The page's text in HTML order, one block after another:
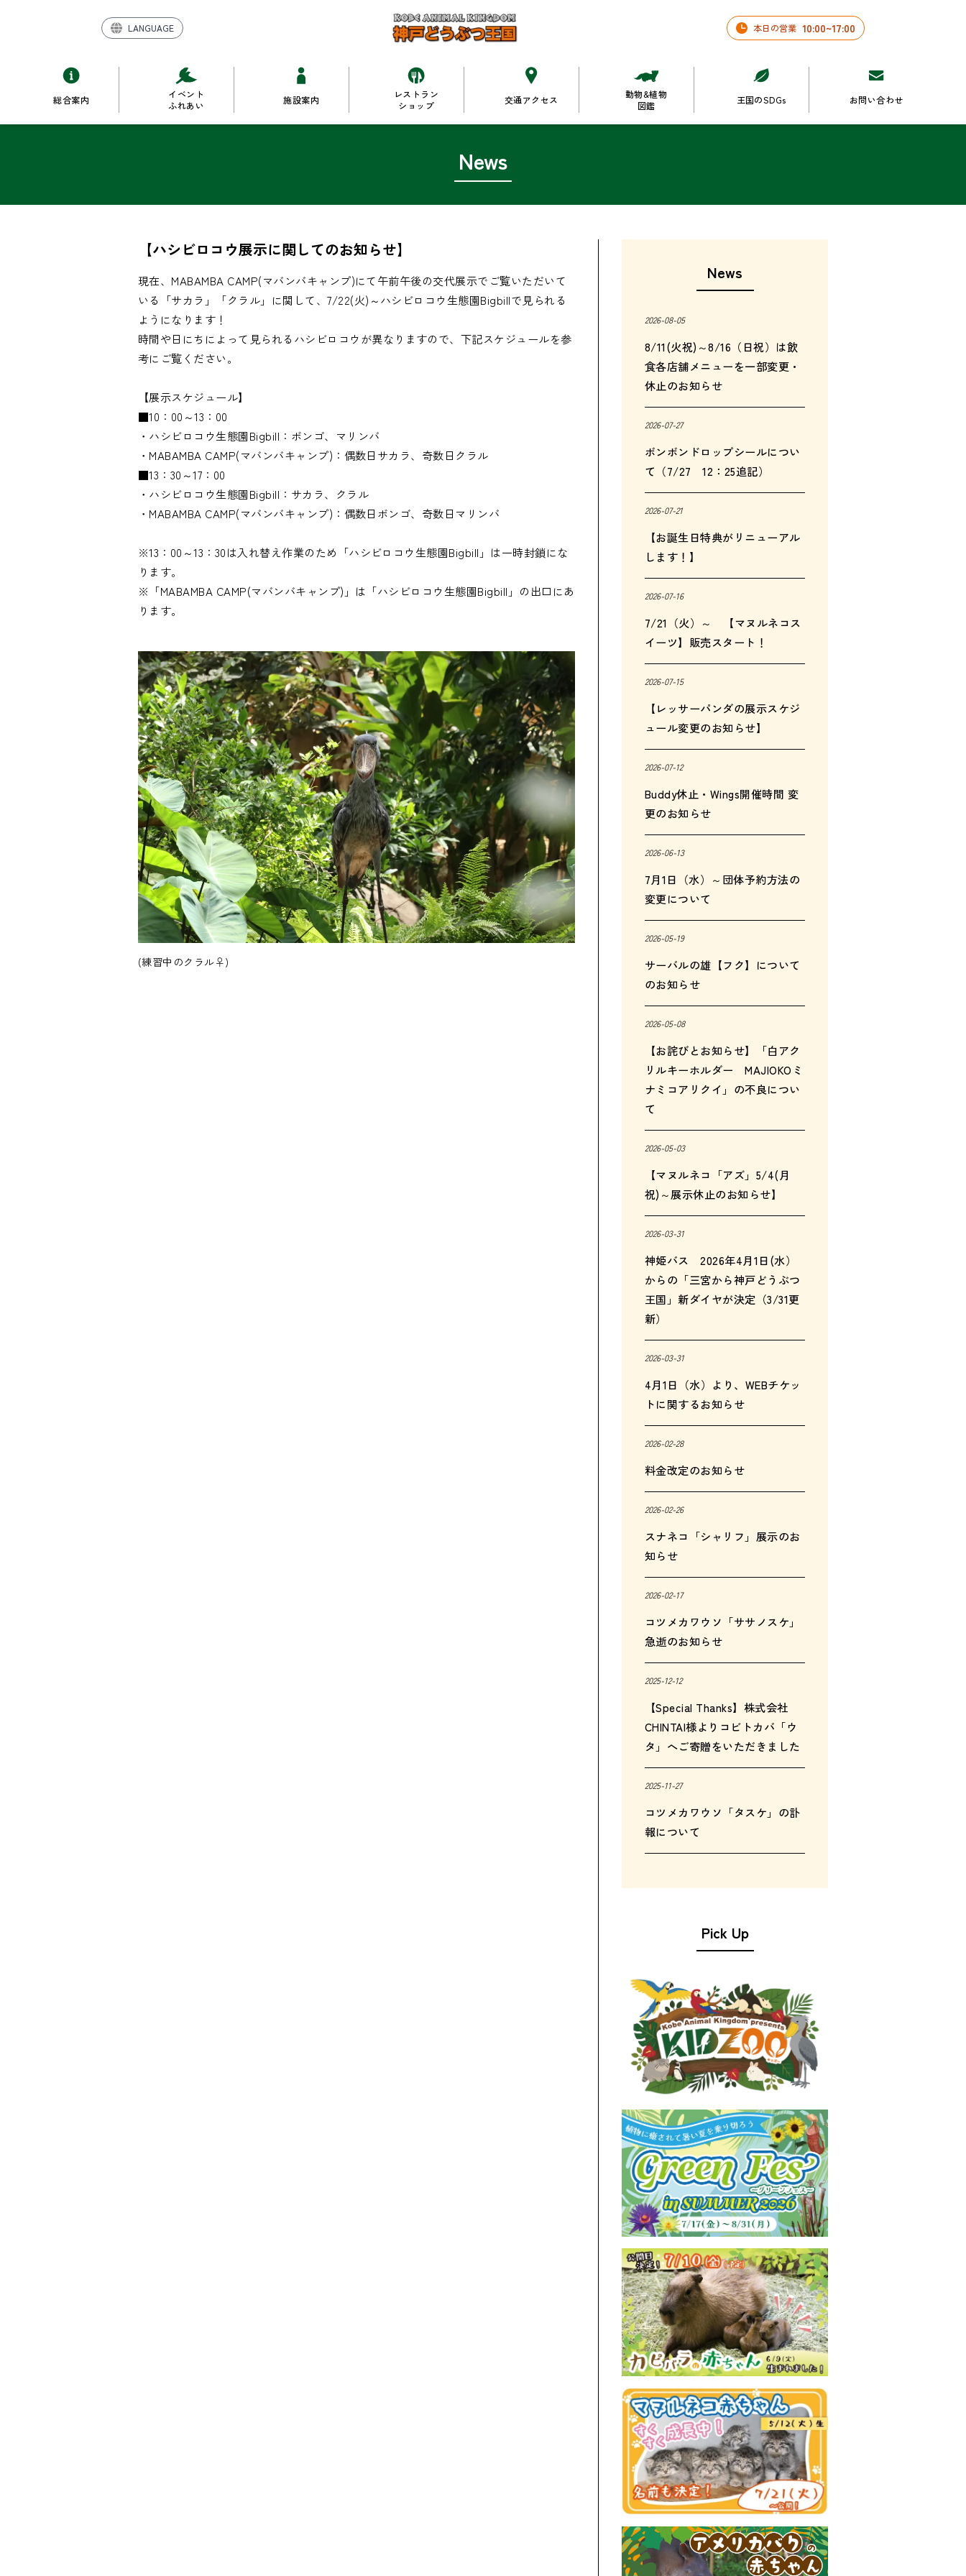
LANGUAGE 本日の営業 10:00~17:00
総合案内
イベント
ふれあい
施設案内
レストラン
ショップ
交通アクセス
動物&植物
図鑑
王国のSDGs お問い合わせ
News
【ハシビロコウ展示に関してのお知らせ】
現在、MABAMBA CAMP(マバンバキャンプ)にて午前午後の交代展示でご覧いただいて
いる「サカラ」「クラル」に関して、7/22(火)～ハシビロコウ生態園Bigbillで見られる
ようになります！
時間や日にちによって見られるハシビロコウが異なりますので、下記スケジュールを参
考にご覧ください。
【展示スケジュール】
■10：00～13：00
・ハシビロコウ生態園Bigbill：ボンゴ、マリンバ
・MABAMBA CAMP(マバンバキャンプ)：偶数日サカラ、奇数日クラル
■13：30～17：00
・ハシビロコウ生態園Bigbill：サカラ、クラル
・MABAMBA CAMP(マバンバキャンプ)：偶数日ボンゴ、奇数日マリンバ
※13：00～13：30は入れ替え作業のため「ハシビロコウ生態園Bigbill」は一時封鎖にな
ります。
※「MABAMBA CAMP(マバンバキャンプ)」は「ハシビロコウ生態園Bigbill」の出口にあ
ります。
(練習中のクラル♀)
News
2026-08-05
8/11(火祝)～8/16（日祝）は飲
食各店舗メニューを一部変更・
休止のお知らせ
2026-07-27
ボンボンドロップシールについ
て（7/27 12：25追記）
2026-07-21
【お誕生日特典がリニューアル
します！】
2026-07-16
7/21（火）～ 【マヌルネコス
イーツ】販売スタート！
2026-07-15
【レッサーパンダの展示スケジ
ュール変更のお知らせ】
2026-07-12
Buddy休止・Wings開催時間 変
更のお知らせ
2026-06-13
7月1日（水）～団体予約方法の
変更について
2026-05-19
サーバルの雄【フク】について
のお知らせ
2026-05-08
【お詫びとお知らせ】「白アク
リルキーホルダー MAJIOKOミ
ナミコアリクイ」の不良につい
て
2026-05-03
【マヌルネコ「アズ」5/4(月
祝)～展示休止のお知らせ】
2026-03-31
神姫バス 2026年4月1日(水）
からの「三宮から神戸どうぶつ
王国」新ダイヤが決定（3/31更
新）
2026-03-31
4月1日（水）より、WEBチケッ
トに関するお知らせ
2026-02-28
料金改定のお知らせ
2026-02-26
スナネコ「シャリフ」展示のお
知らせ
2026-02-17
コツメカワウソ「ササノスケ」
急逝のお知らせ
2025-12-12
【Special Thanks】株式会社
CHINTAI様よりコビトカバ「ウ
タ」へご寄贈をいただきました
2025-11-27
コツメカワウソ「タスケ」の訃
報について
Pick Up